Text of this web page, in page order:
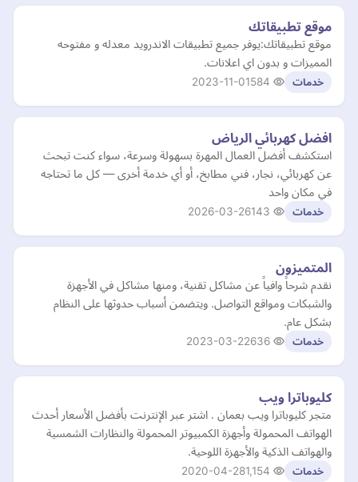
موقع تطبيقاتك
موقع تطبيقاتك:يوفر جميع تطبيقات الاندرويد معدله و مفتوحه
المميزات و بدون اي اعلانات.
خدمات 2023-11-01
افضل كهربائي الرياض
استكشف أفضل العمال المهرة بسهولة وسرعة، سواء كنت تبحث
عن كهربائي، نجار، فني مطابخ، أو أي خدمة أخرى — كل ما تحتاجه
في مكان واحد
خدمات 2026-03-26
المتميزون
نقدم شرحاً وافياً عن مشاكل تقنية، ومنها مشاكل في الأجهزة
والشبكات ومواقع التواصل. ويتضمن أسباب حدوثها على النظام
بشكل عام.
خدمات 2023-03-22
كليوباترا ويب
متجر كليوباترا ويب بعمان . اشتر عبر الإنترنت بأفضل الأسعار أحدث
الهواتف المحمولة وأجهزة الكمبيوتر المحمولة والنظارات الشمسية
والهواتف الذكية والأجهزة اللوحية.
خدمات 2020-04-28